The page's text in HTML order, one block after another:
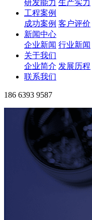
研发能力 生产实力
工程案例
成功案例 客户评价
新闻中心
企业新闻 行业新闻
关于我们
企业简介 发展历程
联系我们
186 6393 9587